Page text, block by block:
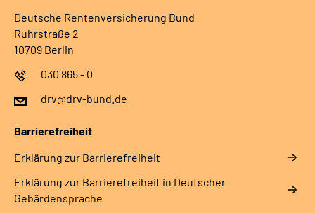
Deutsche Rentenversicherung Bund
Ruhrstraße 2
10709 Berlin
030 865 - 0
drv@drv-bund.de
Barrierefreiheit
Erklärung zur Barrierefreiheit
Erklärung zur Barrierefreiheit in Deutscher
Gebärdensprache